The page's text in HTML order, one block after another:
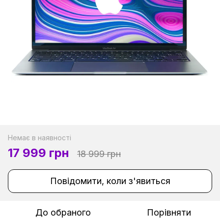
Немає в наявності
17 999 грн 18 999 грн
Повідомити, коли з'явиться
До обраного Порівняти